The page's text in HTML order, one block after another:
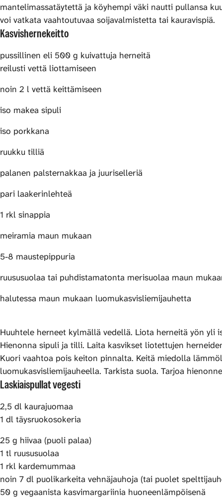
mantelimassatäytettä ja köyhempi väki nautti pullansa
voi vatkata vaahtoutuvaa soijavalmistetta tai kauravispiä.
Kasvishernekeitto
pussillinen eli 500 g kuivattuja herneitä
reilusti vettä liottamiseen
noin 2 l vettä keittämiseen
iso makea sipuli
iso porkkana
ruukku tilliä
palanen palsternakkaa ja juuriselleriä
pari laakerinlehteä
1 rkl sinappia
meiramia maun mukaan
5-8 maustepippuria
ruususuolaa tai puhdistamatonta merisuolaa maun
halutessa maun mukaan luomukasvisliemijauhetta
Huuhtele herneet kylmällä vedellä. Liota herneitä yön yli
Hienonna sipuli ja tilli. Laita kasvikset liotettujen
Kuori vaahtoa pois keiton pinnalta. Keitä miedolla
luomukasvisliemijauheella. Tarkista suola. Tarjoa
Laskiaispullat vegesti
2,5 dl kaurajuomaa
1 dl täysruokosokeria
25 g hiivaa (puoli palaa)
1 tl ruususuolaa
1 rkl kardemummaa
noin 7 dl puolikarkeita vehnäjauhoja (tai puolet
50 g vegaanista kasvimargariinia huoneenlämpöisenä